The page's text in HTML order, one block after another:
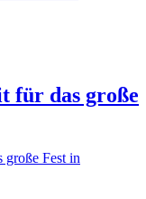
für das große